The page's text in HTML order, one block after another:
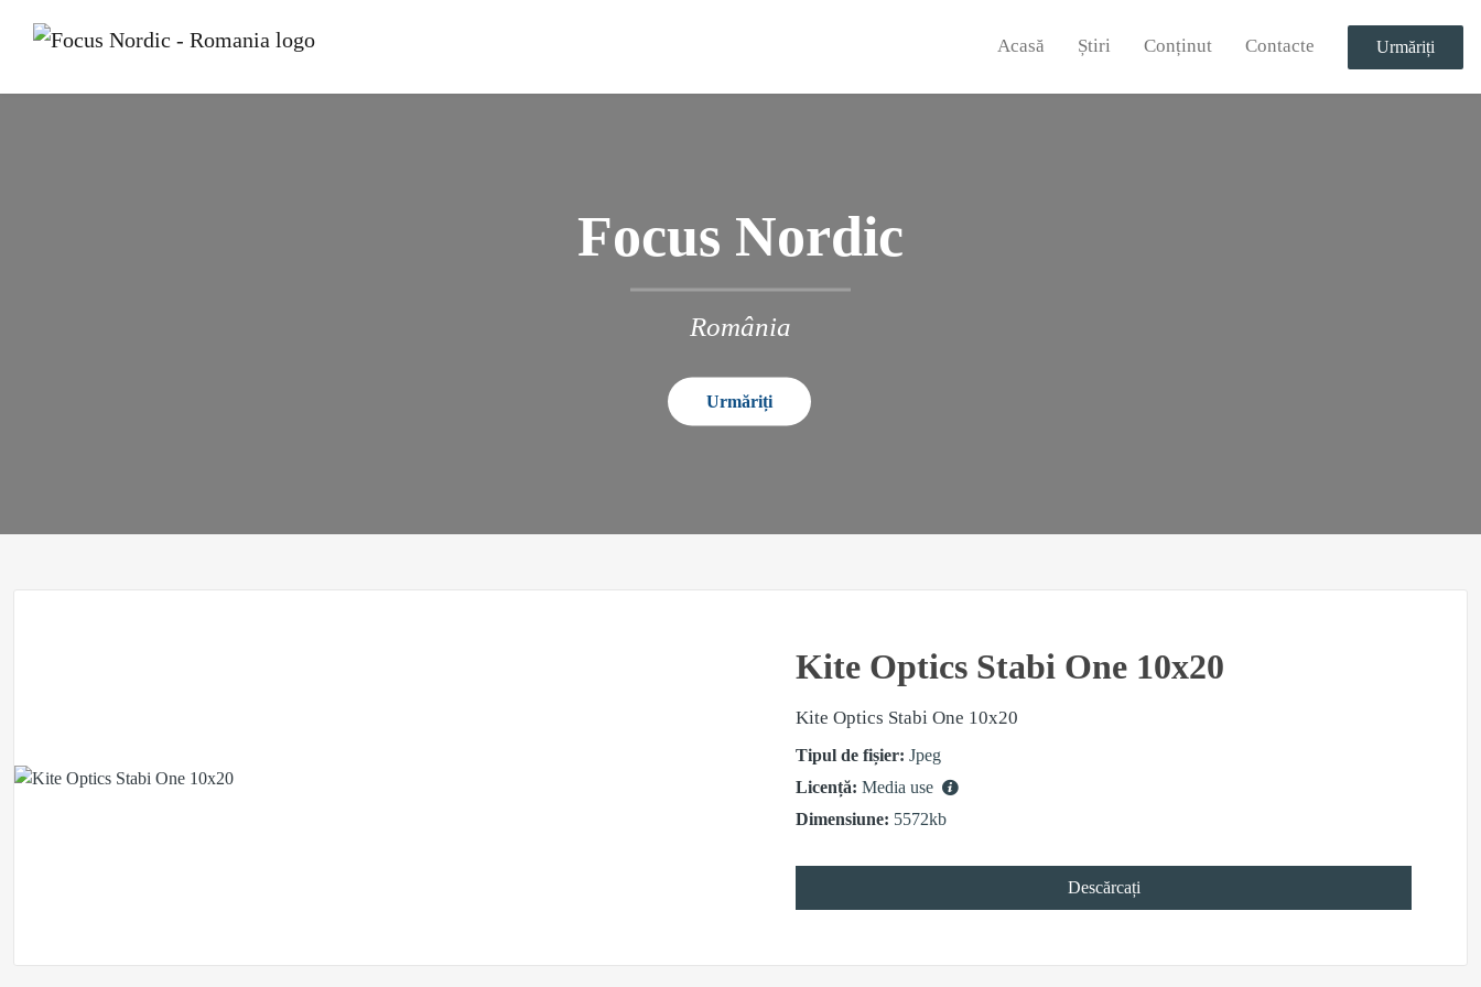
Acasă Știri Conținut Contacte Urmăriți
Focus Nordic
România
Urmăriți
Kite Optics Stabi One 10x20
Kite Optics Stabi One 10x20
Tipul de fișier: Jpeg
Licență: Media use
Dimensiune: 5572kb
Descărcați